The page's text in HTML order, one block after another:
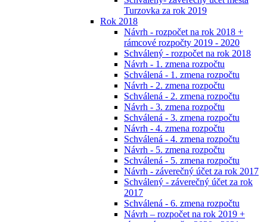
Turzovka za rok 2019
Rok 2018
Návrh - rozpočet na rok 2018 +
rámcové rozpočty 2019 - 2020
Schválený - rozpočet na rok 2018
Návrh - 1. zmena rozpočtu
Schválená - 1. zmena rozpočtu
Návrh - 2. zmena rozpočtu
Schválená - 2. zmena rozpočtu
Návrh - 3. zmena rozpočtu
Schválená - 3. zmena rozpočtu
Návrh - 4. zmena rozpočtu
Schválená - 4. zmena rozpočtu
Návrh - 5. zmena rozpočtu
Schválená - 5. zmena rozpočtu
Návrh - záverečný účet za rok 2017
Schválený - záverečný účet za rok
2017
Schválená - 6. zmena rozpočtu
Návrh – rozpočet na rok 2019 +